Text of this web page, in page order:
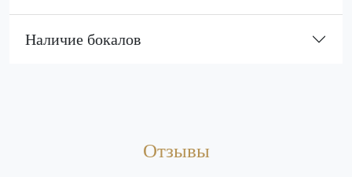
Наличие бокалов
Отзывы